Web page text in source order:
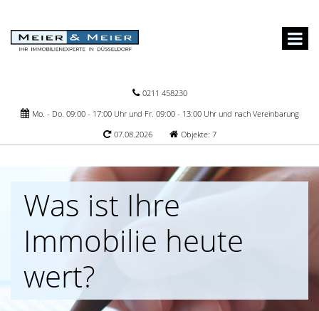
0211 458230
Mo. - Do. 09:00 - 17:00 Uhr und Fr. 09:00 - 13:00 Uhr und nach Vereinbarung
07.08.2026
Objekte: 7
Was ist Ihre
Immobilie heute
wert?